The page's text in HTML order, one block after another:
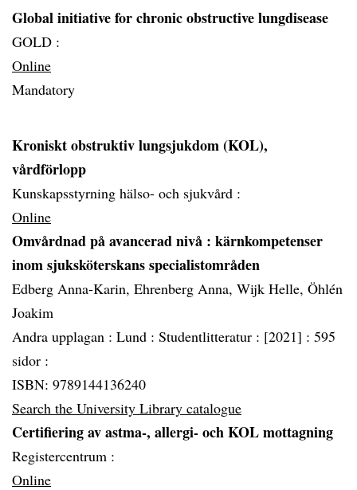
Global initiative for chronic obstructive lungdisease
GOLD :
Online
Mandatory
Kroniskt obstruktiv lungsjukdom (KOL),
vårdförlopp
Kunskapsstyrning hälso- och sjukvård :
Online
Omvårdnad på avancerad nivå : kärnkompetenser
inom sjuksköterskans specialistområden
Edberg Anna-Karin, Ehrenberg Anna, Wijk Helle, Öhlén
Joakim
Andra upplagan : Lund : Studentlitteratur : [2021] : 595
sidor :
ISBN: 9789144136240
Search the University Library catalogue
Certifiering av astma-, allergi- och KOL mottagning
Registercentrum :
Online